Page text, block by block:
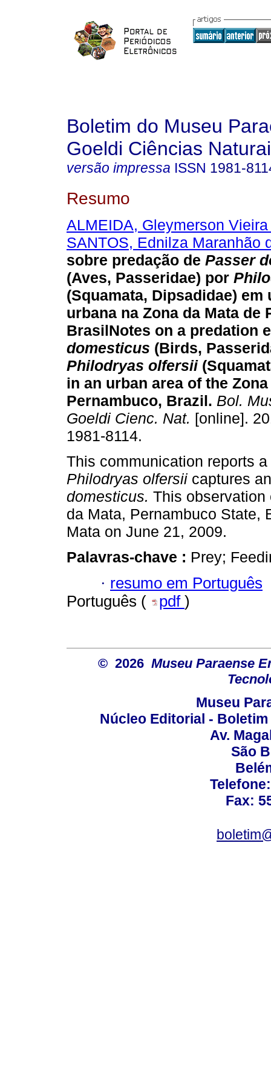
Boletim do Museu
Goeldi Ciências
versão impressa ISSN 1981-
Resumo
ALMEIDA, Gleymerson
SANTOS, Ednilza Maranhão
sobre predação de Passer
(Aves, Passeridae) por
(Squamata, Dipsadidae) em
urbana na Zona da Mata de
BrasilNotes on a predation
domesticus (Birds,
Philodryas olfersii
in an urban area of the
Pernambuco, Brazil. Bol.
Goeldi Cienc. Nat. [online].
1981-8114.
This communication reports
Philodryas olfersii captures
domesticus. This observation
da Mata, Pernambuco State,
Mata on June 21, 2009.
Palavras-chave : Prey;
· resumo em Português
Português (
pdf )
© 2026 Museu Paraense
Museu
Núcleo Editorial -
Av.
São
Fax: